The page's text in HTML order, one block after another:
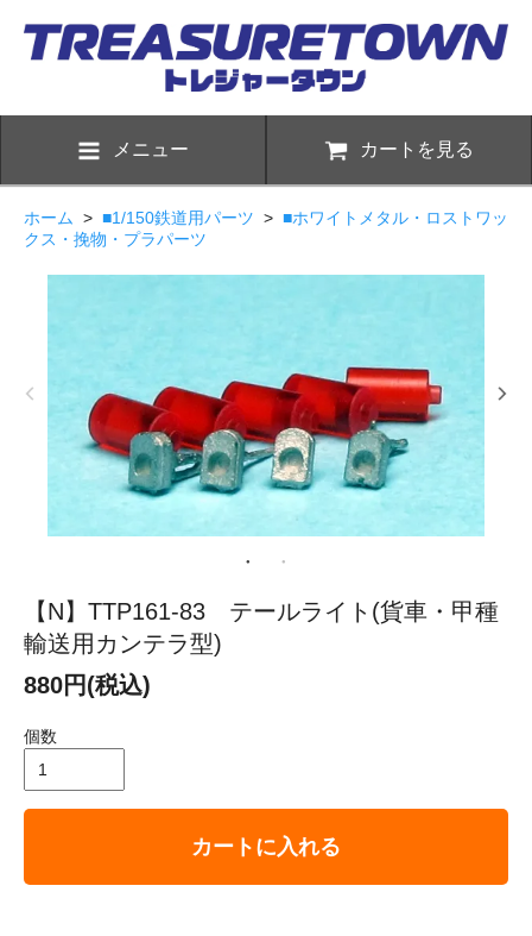
メニュー カートを見る
ホーム > ■1/150鉄道用パーツ > ■ホワイトメタル・ロストワッ
クス・挽物・プラパーツ
【N】TTP161-83 テールライト(貨車・甲種
輸送用カンテラ型)
880円(税込)
個数
カートに入れる